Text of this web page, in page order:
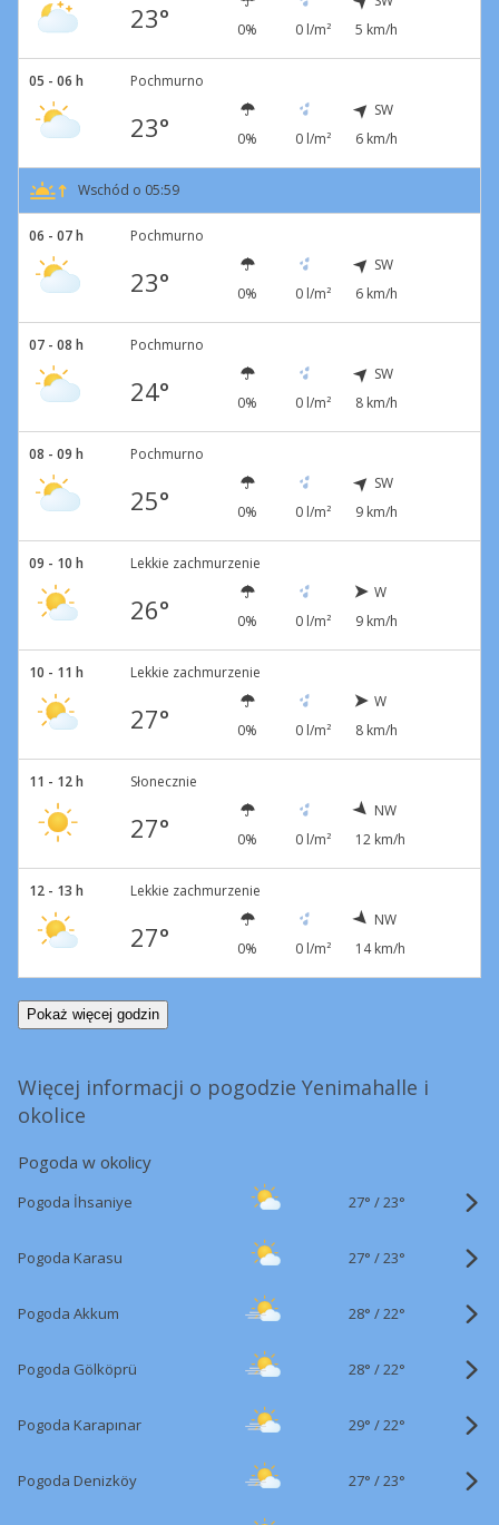
23° 0% 0 l/m²
5 km/h
05 - 06 h Pochmurno
23° 0% 0 l/m²
SW
6 km/h
Wschód o 05:59
06 - 07 h Pochmurno
23° 0% 0 l/m²
SW
6 km/h
07 - 08 h Pochmurno
24° 0% 0 l/m²
SW
8 km/h
08 - 09 h Pochmurno
25° 0% 0 l/m²
SW
9 km/h
09 - 10 h Lekkie zachmurzenie
26° 0% 0 l/m²
W
9 km/h
10 - 11 h Lekkie zachmurzenie
27° 0% 0 l/m²
W
8 km/h
11 - 12 h Słonecznie
27° 0% 0 l/m²
NW
12 km/h
12 - 13 h Lekkie zachmurzenie
27° 0% 0 l/m²
NW
14 km/h
Pokaż więcej godzin
Więcej informacji o pogodzie Yenimahalle i
okolice
Pogoda w okolicy
Pogoda İhsaniye 27° /23°
Pogoda Karasu 27° /23°
Pogoda Akkum 28° /22°
Pogoda Gölköprü 28° /22°
Pogoda Karapınar 29° /22°
Pogoda Denizköy 27° /23°